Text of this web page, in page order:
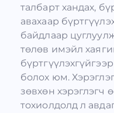
талбарт хандах,
авахаар
байдлаар
төлөв имэйл
болох юм.
зөвхөн хэрэглэгч
тохиолдолд л